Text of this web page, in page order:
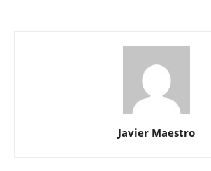
Javier Maestro